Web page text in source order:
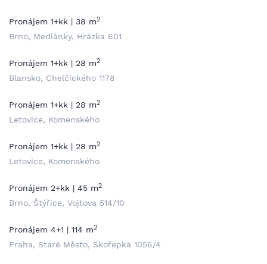
Pronájem 1+kk | 38 m2
Brno, Medlánky, Hrázka 601
Pronájem 1+kk | 28 m2
Blansko, Chelčického 1178
Pronájem 1+kk | 28 m2
Letovice, Komenského
Pronájem 1+kk | 28 m2
Letovice, Komenského
Pronájem 2+kk | 45 m2
Brno, Štýřice, Vojtova 514/10
Pronájem 4+1 | 114 m2
Praha, Staré Město, Skořepka 1056/4